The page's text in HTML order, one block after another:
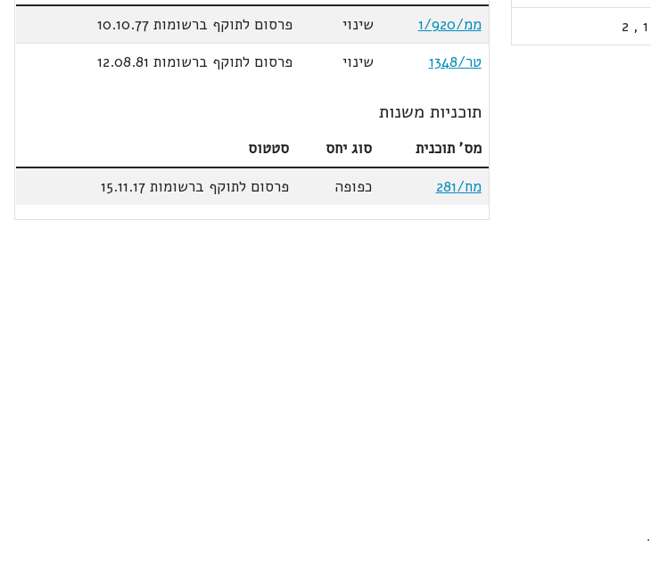
1
,
2
ממ/1/920
שינוי
פרסום לתוקף ברשומות 10.10.77
טר/1348
שינוי פרסום לתוקף ברשומות 12.08.81
תוכניות משנות
מס' תוכנית סוג יחס
סטטוס
מח/281
כפופה פרסום לתוקף ברשומות 15.11.17
.